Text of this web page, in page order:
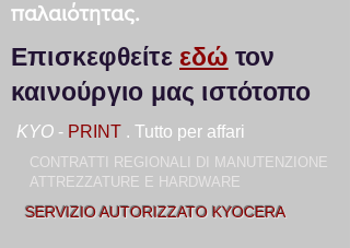
SERVIZIO AUTORIZZATO KYOCERA
KYO - PRINT . Tutto per affari
CONTRATTI REGIONALI DI MANUTENZIONE
ATTREZZATURE E HARDWARE
παλαιότητας.
Επισκεφθείτε εδώ τον
καινούργιο μας ιστότοπο